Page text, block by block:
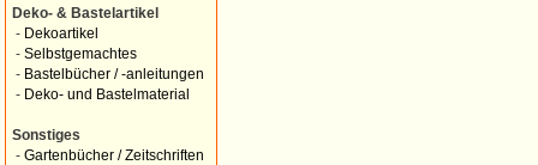
Deko- & Bastelartikel
- Dekoartikel
- Selbstgemachtes
- Bastelbücher / -anleitungen
- Deko- und Bastelmaterial
Sonstiges
- Gartenbücher / Zeitschriften